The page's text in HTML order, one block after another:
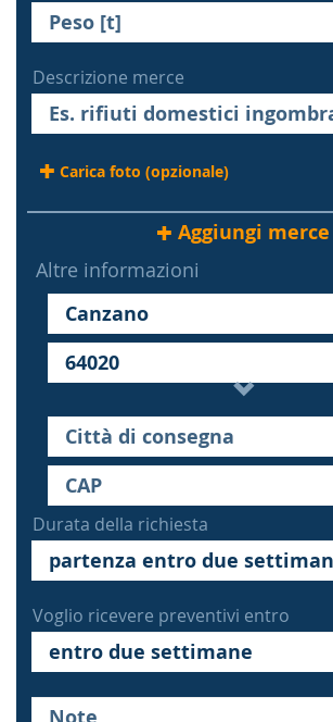
Descrizione merce
Carica foto (opzionale)
Aggiungi merce
Altre informazioni
Durata della richiesta
Voglio ricevere preventivi entro